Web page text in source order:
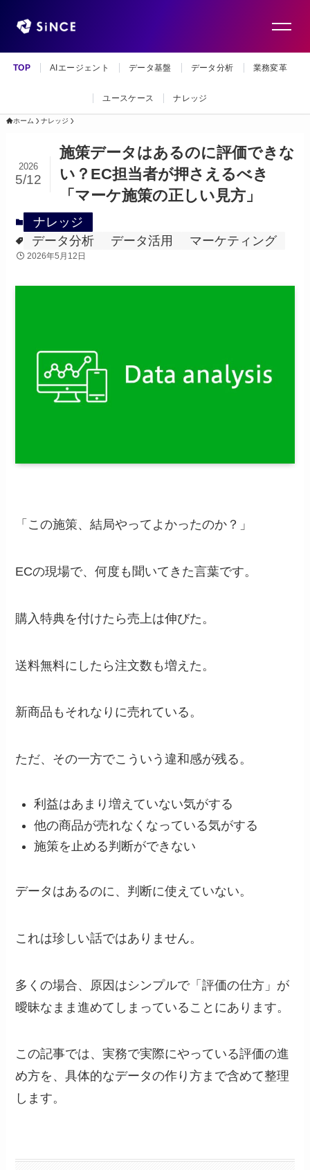
TOP AIエージェント データ基盤 データ分析 業務変革
ユースケース ナレッジ
ホーム ナレッジ
施策データはあるのに評価できな
い？EC担当者が押さえるべき
「マーケ施策の正しい見方」
2026
5/12
ナレッジ
データ分析
データ活用 マーケティング
2026年5月12日
「この施策、結局やってよかったのか？」
ECの現場で、何度も聞いてきた言葉です。
購入特典を付けたら売上は伸びた。
送料無料にしたら注文数も増えた。
新商品もそれなりに売れている。
ただ、その一方でこういう違和感が残る。
利益はあまり増えていない気がする
他の商品が売れなくなっている気がする
施策を止める判断ができない
データはあるのに、判断に使えていない。
これは珍しい話ではありません。
多くの場合、原因はシンプルで「評価の仕方」が
曖昧なまま進めてしまっていることにあります。
この記事では、実務で実際にやっている評価の進
め方を、具体的なデータの作り方まで含めて整理
します。